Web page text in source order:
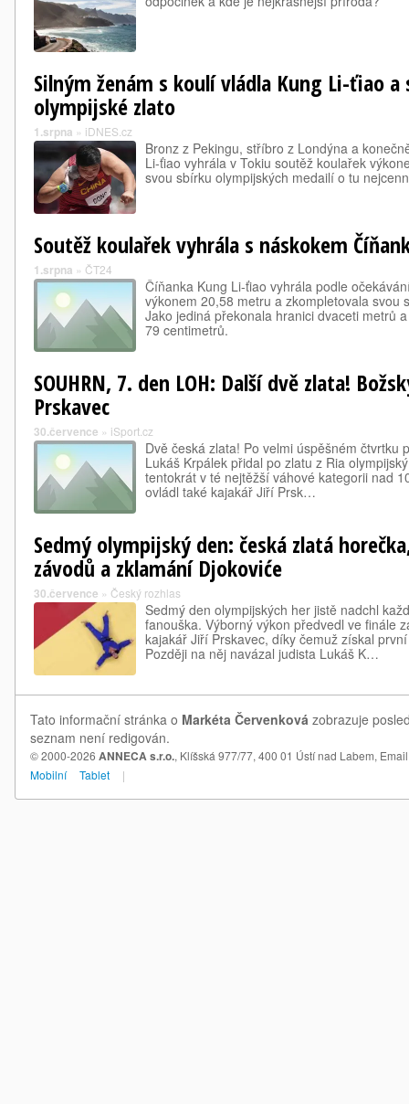
Silným ženám s koulí vládla Kung Li-ťiao
olympijské zlato
1.srpna » iDNES.cz
Bronz z Pekingu, stříbro z Londýna a
Li-ťiao vyhrála v Tokiu soutěž koulařek
svou sbírku olympijských medailí o tu
Soutěž koulařek vyhrála s náskokem
1.srpna » ČT24
Číňanka Kung Li-ťiao vyhrála podle
výkonem 20,58 metru a zkompletovala svou
Jako jediná překonala hranici dvaceti metrů
79 centimetrů.
SOUHRN, 7. den LOH: Další dvě zlata!
Prskavec
30.července » iSport.cz
Dvě česká zlata! Po velmi úspěšném čtvrtku
Lukáš Krpálek přidal po zlatu z Ria
tentokrát v té nejtěžší váhové kategorii nad
ovládl také kajakář Jiří Prsk…
Sedmý olympijský den: česká zlatá
závodů a zklamání Djokoviće
30.července » Český rozhlas
Sedmý den olympijských her jistě nadchl
fanouška. Výborný výkon předvedl ve finále
kajakář Jiří Prskavec, díky čemuž získal
Později na něj navázal judista Lukáš K…
Tato informační stránka o Markéta Červenková zobrazuje
seznam není redigován.
© 2000-2026 ANNECA s.r.o., Klíšská 977/77, 400 01 Ústí nad Labem,
Mobilní
Tablet |